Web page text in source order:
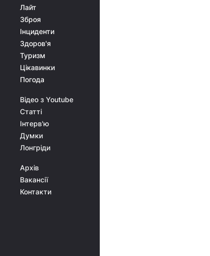
Лайт
Зброя
Інциденти
Здоров'я
Туризм
Цікавинки
Погода
Відео з Youtube
Статті
Інтерв'ю
Думки
Лонгріди
Архів
Вакансії
Контакти